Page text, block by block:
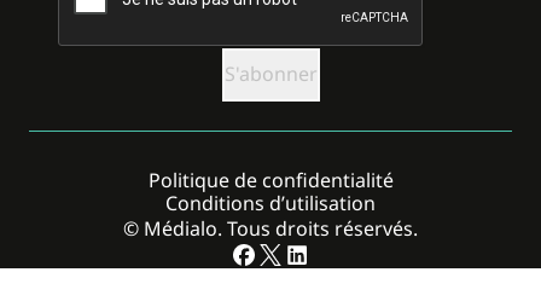
© Médialo. Tous droits réservés.
Politique de confidentialité
Conditions d’utilisation